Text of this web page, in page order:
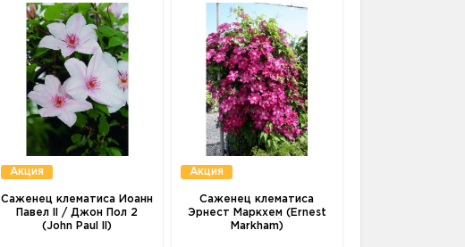
Акция
Саженец клематиса Иоанн
Павел II / Джон Пол 2
(John Paul II)
Акция
Саженец клематиса
Эрнест Маркхем (Ernest
Markham)